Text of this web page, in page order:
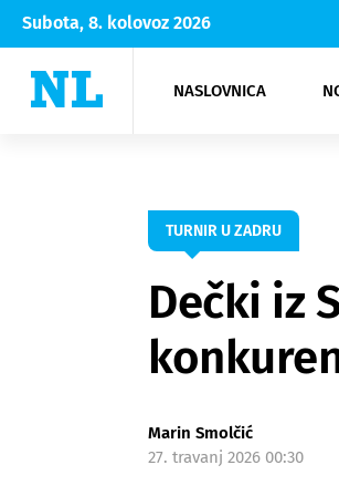
Subota, 8. kolovoz 2026
NASLOVNICA
TURNIR U ZADRU
Dečki iz
Marin Smolčić
27. travanj 2026 00:30